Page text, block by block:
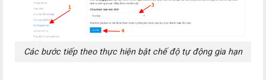
Các bước tiếp theo thực hiện bật chế độ tự động gia hạn